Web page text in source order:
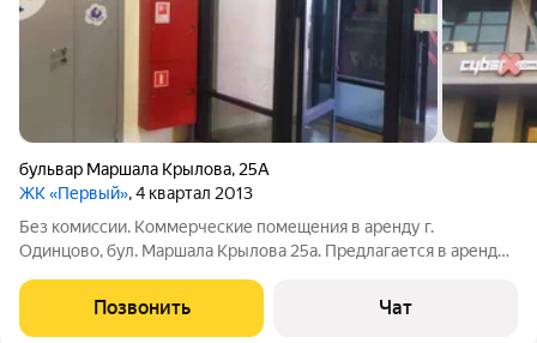
бульвар Маршала Крылова, 25А
ЖК «Первый», 4 квартал 2013
Без комиссии. Коммерческие помещения в аренду г.
Одинцово, бул. Маршала Крылова 25а. Предлагается в аренду
Данное помещение под номером 1 на фото схемы помещения.
В стоимость аренды всё
Позвонить Чат